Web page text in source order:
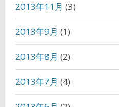
2013年11月 (3)
2013年9月 (1)
2013年8月 (2)
2013年7月 (4)